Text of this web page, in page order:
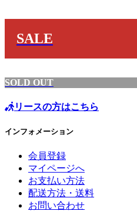
SALE
SOLD OUT
リースの方はこちら
インフォメーション
会員登録
マイページへ
お支払い方法
配送方法・送料
お問い合わせ